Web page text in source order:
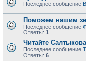
Последнее сообщение
Поможем нашим
Последнее сообщение
Ответы: 1
Читайте
Последнее сообщение
Ответы: 6